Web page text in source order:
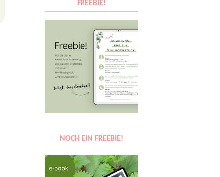
FREEBIE!
NOCH EIN FREEBIE!